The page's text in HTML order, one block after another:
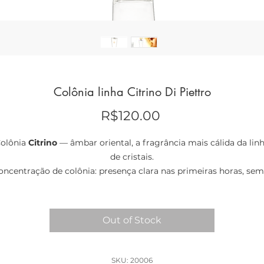
Colônia linha Citrino Di Piettro
R$120.00
Citrino — âmbar oriental, a fragrância mais cálida da
de cristais.
de colônia: presença clara nas primeiras horas,
Out of Stock
SKU: 20006